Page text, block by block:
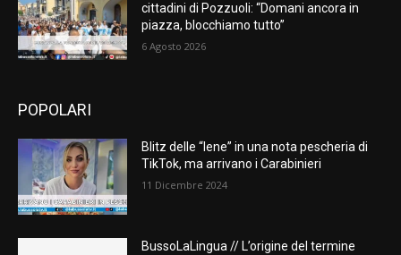
cittadini di Pozzuoli: “Domani ancora in
piazza, blocchiamo tutto”
6 Agosto 2026
POPOLARI
Blitz delle “Iene” in una nota pescheria di
TikTok, ma arrivano i Carabinieri
11 Dicembre 2024
BussoLaLingua // L’origine del termine